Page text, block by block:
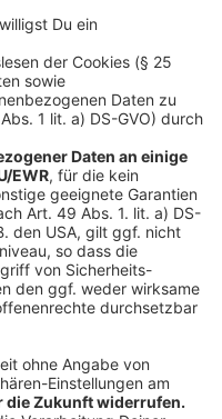
Ihre
YouTube
laden!
Service eines
kann
Sie die
Sie der
um dieses
Stefanie
- die Single